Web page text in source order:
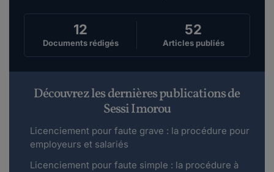
12
Documents rédigés
52
Articles publiés
Découvrez les dernières publications de
Sessi Imorou
Licenciement pour faute grave : la procédure pour
employeurs et salariés
Licenciement pour faute simple : la procédure à